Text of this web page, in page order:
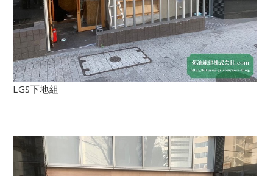
LGS下地組